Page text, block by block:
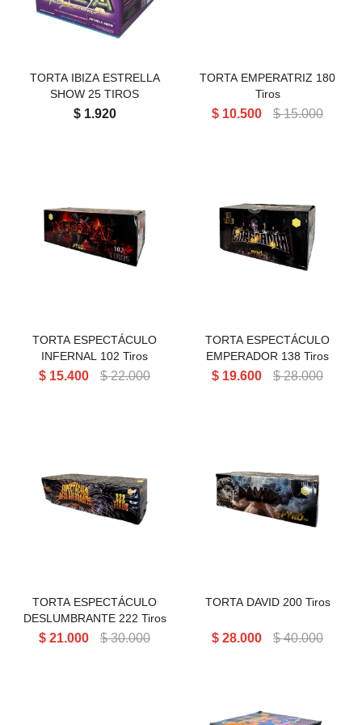
TORTA IBIZA ESTRELLA
SHOW 25 TIROS
$ 1.920
TORTA EMPERATRIZ 180
Tiros
$ 10.500 $ 15.000
TORTA ESPECTÁCULO
INFERNAL 102 Tiros
TORTA ESPECTÁCULO
INFERNAL 102 Tiros
$ 15.400 $ 22.000
TORTA EMPERADOR 138
Tiros
TORTA ESPECTÁCULO
EMPERADOR 138 Tiros
$ 19.600 $ 28.000
TORTA ESPECTÁCULO
DESLUMBRANTE 222 Tiros
TORTA ESPECTÁCULO
DESLUMBRANTE 222 Tiros
$ 21.000 $ 30.000
TORTA DAVID 200 Tiros
TORTA DAVID 200 Tiros
$ 28.000 $ 40.000
Perlas aéreas
Volcanes chicos 3' 4' 5
Volcanes grandes 13' 15' 17'
Cañas pequeñas
Tortas chicas
Tortas grandes
Tortas gigantes